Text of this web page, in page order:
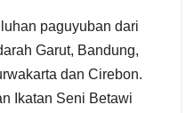
paguyuban dari
Garut, Bandung,
dan Cirebon.
Ikatan Seni Betawi